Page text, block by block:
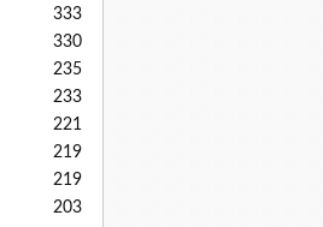
333
330
235
233
221
219
219
203